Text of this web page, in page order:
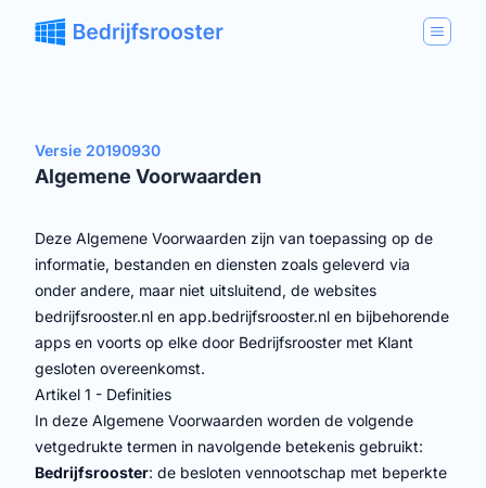
Versie 20190930
Algemene Voorwaarden
Deze Algemene Voorwaarden zijn van toepassing op de
informatie, bestanden en diensten zoals geleverd via
onder andere, maar niet uitsluitend, de websites
bedrijfsrooster.nl en app.bedrijfsrooster.nl en bijbehorende
apps en voorts op elke door Bedrijfsrooster met Klant
gesloten overeenkomst.
Artikel 1 - Definities
In deze Algemene Voorwaarden worden de volgende
vetgedrukte termen in navolgende betekenis gebruikt:
Bedrijfsrooster: de besloten vennootschap met beperkte